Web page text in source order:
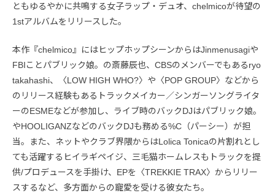
ともゆるやかに共鳴する女子ラップ・デュオ、chelmicoが待望の
1stアルバムをリリースした。
本作『chelmico』にはヒップホップシーンからはJinmenusagiや
FBIことパブリック娘。の斎藤辰也、CBSのメンバーでもあるryo
takahashi、〈LOW HIGH WHO?〉や〈POP GROUP〉などから
のリリース経験もあるトラックメイカー／シンガーソングライタ
ーのESMEなどが参加し、ライブ時のバックDJはパブリック娘。
やHOOLIGANZなどのバックDJも務める%C（パーシー）が担
当。また、ネットやクラブ界隈からはLolica Tonicaの片割れとし
ても活躍するヒイラギペイジ、三毛猫ホームレスもトラックを提
供/プロデュースを手掛け、EPを〈TREKKIE TRAX〉からリリー
スするなど、多方面からの寵愛を受ける彼女たち。